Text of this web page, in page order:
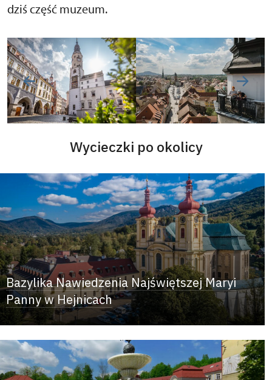
dziś część muzeum.
Wycieczki po okolicy
Bazylika Nawiedzenia Najświętszej Maryi
Panny w Hejnicach